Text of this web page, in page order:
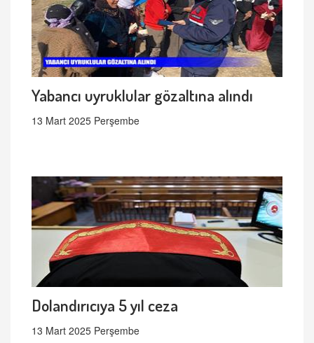
Yabancı uyruklular gözaltına alındı
13 Mart 2025 Perşembe
Dolandırıcıya 5 yıl ceza
13 Mart 2025 Perşembe